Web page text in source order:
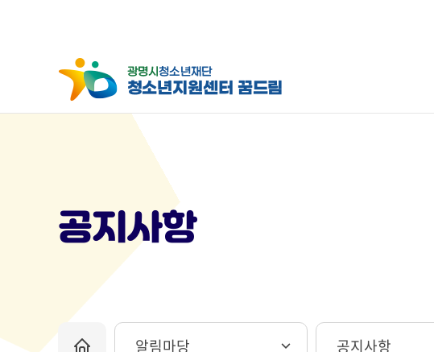
공지사항
알림마당 공지사항